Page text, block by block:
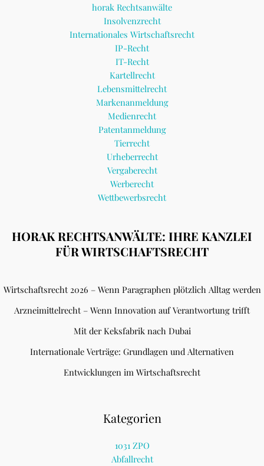
horak Rechtsanwälte
Insolvenzrecht
Internationales Wirtschaftsrecht
IP-Recht
IT-Recht
Kartellrecht
Lebensmittelrecht
Markenanmeldung
Medienrecht
Patentanmeldung
Tierrecht
Urheberrecht
Vergaberecht
Werberecht
Wettbewerbsrecht
HORAK RECHTSANWÄLTE: IHRE KANZLEI
FÜR WIRTSCHAFTSRECHT
Wirtschaftsrecht 2026 – Wenn Paragraphen plötzlich Alltag werden
Arzneimittelrecht – Wenn Innovation auf Verantwortung trifft
Mit der Keksfabrik nach Dubai
Internationale Verträge: Grundlagen und Alternativen
Entwicklungen im Wirtschaftsrecht
Kategorien
1031 ZPO
Abfallrecht